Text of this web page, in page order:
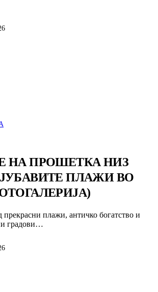
НА ПРОШЕТКА НИЗ
ПЛАЖИ ВО
прекрасни плажи, античко богатство и
градови…